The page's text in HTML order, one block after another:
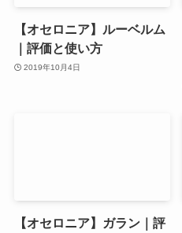
【オセロニア】ルーベルム
｜評価と使い方
2019年10月4日
【オセロニア】ガラン｜評